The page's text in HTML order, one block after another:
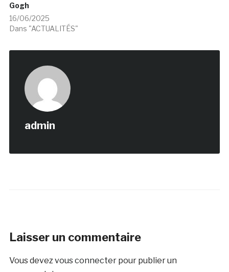
Gogh
16/06/2025
Dans "ACTUALITÉS"
admin
Laisser un commentaire
Vous devezvous connecterpour publier un